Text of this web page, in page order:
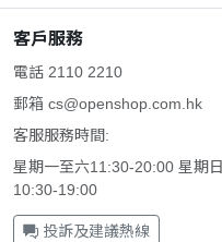
客戶服務
電話 2110 2210
郵箱 cs@openshop.com.hk
客服服務時間:
星期一至六11:30-20:00 星期日
10:30-19:00
投訴及建議熱線